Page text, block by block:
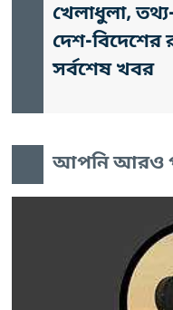
খেলাধুলা,
দেশ-বিদেশের
সর্বশেষ খবর
আপনি আরও